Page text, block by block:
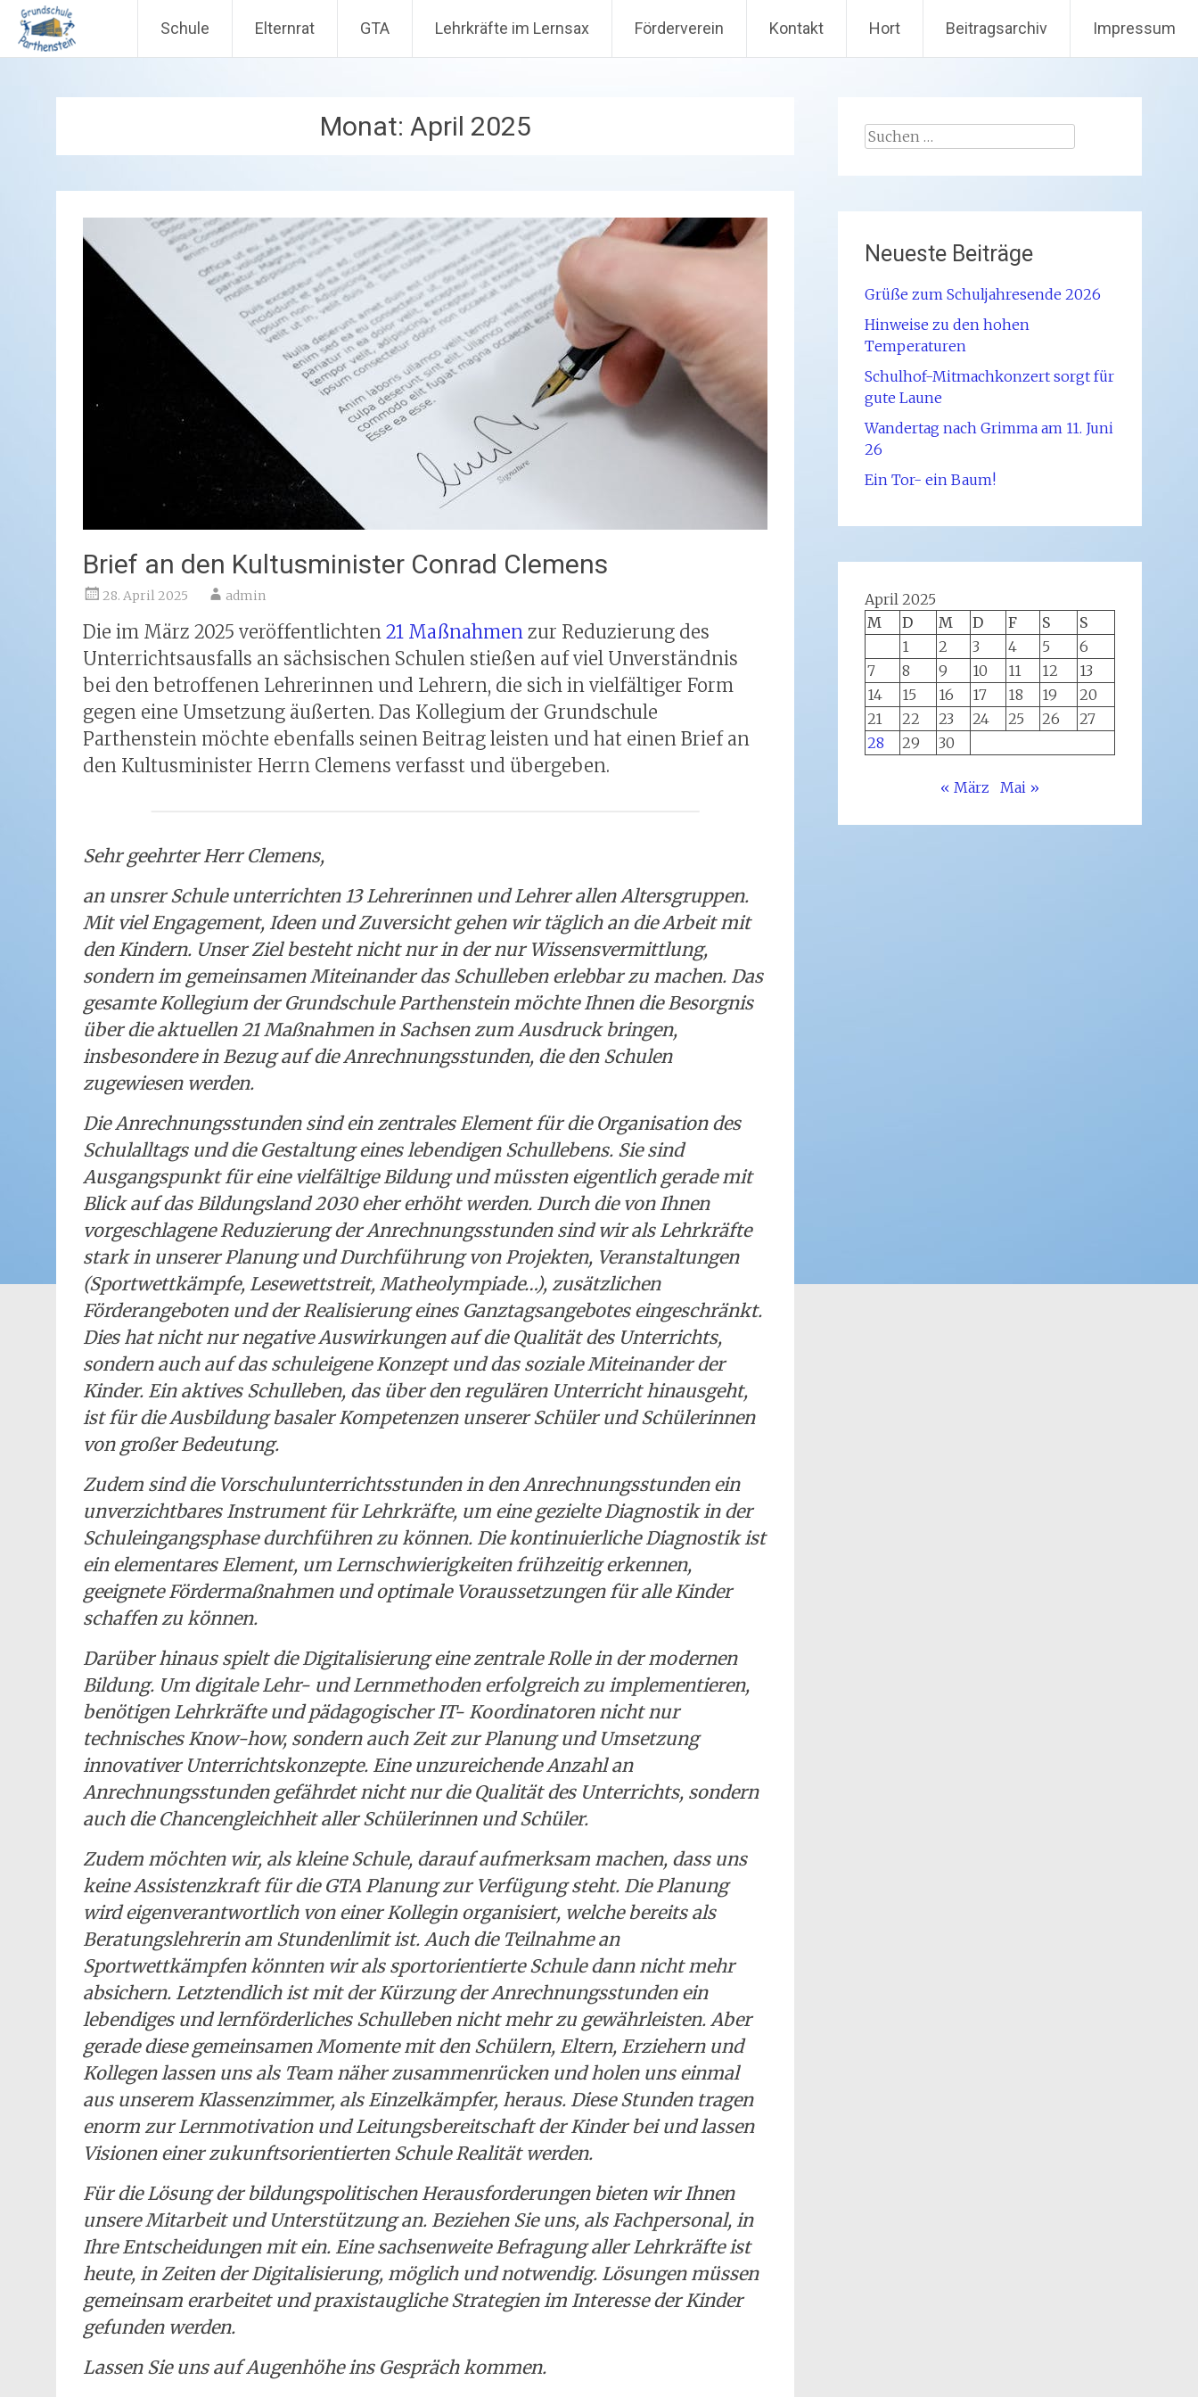
Schule Elternrat GTA Lehrkräfte im Lernsax Förderverein Kontakt Hort Beitragsarchiv Impressum
Monat: April 2025
Brief an den Kultusminister Conrad Clemens
28. April 2025 admin
Die im März 2025 veröffentlichten 21 Maßnahmen zur Reduzierung des
Unterrichtsausfalls an sächsischen Schulen stießen auf viel Unverständnis
bei den betroffenen Lehrerinnen und Lehrern, die sich in vielfältiger Form
gegen eine Umsetzung äußerten. Das Kollegium der Grundschule
Parthenstein möchte ebenfalls seinen Beitrag leisten und hat einen Brief an
den Kultusminister Herrn Clemens verfasst und übergeben.
Sehr geehrter Herr Clemens,
an unsrer Schule unterrichten 13 Lehrerinnen und Lehrer allen Altersgruppen.
Mit viel Engagement, Ideen und Zuversicht gehen wir täglich an die Arbeit mit
den Kindern. Unser Ziel besteht nicht nur in der nur Wissensvermittlung,
sondern im gemeinsamen Miteinander das Schulleben erlebbar zu machen. Das
gesamte Kollegium der Grundschule Parthenstein möchte Ihnen die Besorgnis
über die aktuellen 21 Maßnahmen in Sachsen zum Ausdruck bringen,
insbesondere in Bezug auf die Anrechnungsstunden, die den Schulen
zugewiesen werden.
Die Anrechnungsstunden sind ein zentrales Element für die Organisation des
Schulalltags und die Gestaltung eines lebendigen Schullebens. Sie sind
Ausgangspunkt für eine vielfältige Bildung und müssten eigentlich gerade mit
Blick auf das Bildungsland 2030 eher erhöht werden. Durch die von Ihnen
vorgeschlagene Reduzierung der Anrechnungsstunden sind wir als Lehrkräfte
stark in unserer Planung und Durchführung von Projekten, Veranstaltungen
(Sportwettkämpfe, Lesewettstreit, Matheolympiade…), zusätzlichen
Förderangeboten und der Realisierung eines Ganztagsangebotes eingeschränkt.
Dies hat nicht nur negative Auswirkungen auf die Qualität des Unterrichts,
sondern auch auf das schuleigene Konzept und das soziale Miteinander der
Kinder. Ein aktives Schulleben, das über den regulären Unterricht hinausgeht,
ist für die Ausbildung basaler Kompetenzen unserer Schüler und Schülerinnen
von großer Bedeutung.
Zudem sind die Vorschulunterrichtsstunden in den Anrechnungsstunden ein
unverzichtbares Instrument für Lehrkräfte, um eine gezielte Diagnostik in der
Schuleingangsphase durchführen zu können. Die kontinuierliche Diagnostik ist
ein elementares Element, um Lernschwierigkeiten frühzeitig erkennen,
geeignete Fördermaßnahmen und optimale Voraussetzungen für alle Kinder
schaffen zu können.
Darüber hinaus spielt die Digitalisierung eine zentrale Rolle in der modernen
Bildung. Um digitale Lehr- und Lernmethoden erfolgreich zu implementieren,
benötigen Lehrkräfte und pädagogischer IT- Koordinatoren nicht nur
technisches Know-how, sondern auch Zeit zur Planung und Umsetzung
innovativer Unterrichtskonzepte. Eine unzureichende Anzahl an
Anrechnungsstunden gefährdet nicht nur die Qualität des Unterrichts, sondern
auch die Chancengleichheit aller Schülerinnen und Schüler.
Zudem möchten wir, als kleine Schule, darauf aufmerksam machen, dass uns
keine Assistenzkraft für die GTA Planung zur Verfügung steht. Die Planung
wird eigenverantwortlich von einer Kollegin organisiert, welche bereits als
Beratungslehrerin am Stundenlimit ist. Auch die Teilnahme an
Sportwettkämpfen könnten wir als sportorientierte Schule dann nicht mehr
absichern. Letztendlich ist mit der Kürzung der Anrechnungsstunden ein
lebendiges und lernförderliches Schulleben nicht mehr zu gewährleisten. Aber
gerade diese gemeinsamen Momente mit den Schülern, Eltern, Erziehern und
Kollegen lassen uns als Team näher zusammenrücken und holen uns einmal
aus unserem Klassenzimmer, als Einzelkämpfer, heraus. Diese Stunden tragen
enorm zur Lernmotivation und Leitungsbereitschaft der Kinder bei und lassen
Visionen einer zukunftsorientierten Schule Realität werden.
Für die Lösung der bildungspolitischen Herausforderungen bieten wir Ihnen
unsere Mitarbeit und Unterstützung an. Beziehen Sie uns, als Fachpersonal, in
Ihre Entscheidungen mit ein. Eine sachsenweite Befragung aller Lehrkräfte ist
heute, in Zeiten der Digitalisierung, möglich und notwendig. Lösungen müssen
gemeinsam erarbeitet und praxistaugliche Strategien im Interesse der Kinder
gefunden werden.
Lassen Sie uns auf Augenhöhe ins Gespräch kommen.
Suchen
Neueste Beiträge
Grüße zum Schuljahresende 2026
Hinweise zu den hohen
Temperaturen
Schulhof-Mitmachkonzert sorgt für
gute Laune
Wandertag nach Grimma am 11. Juni
26
Ein Tor- ein Baum!
April 2025
M
D M D F S
S
1
2 3 4 5
6
7
8 9 10 11 12
13
14
15 16 17 18 19
20
21
22 23 24 25 26
27
28
29 30
« März Mai »